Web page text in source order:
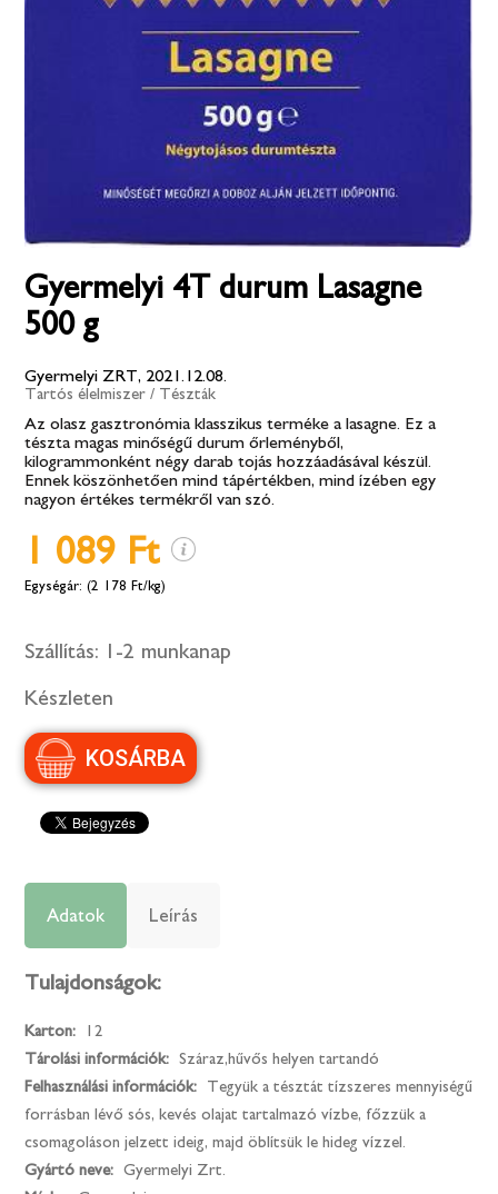
Gyermelyi 4T durum Lasagne
500 g
Gyermelyi ZRT, 2021.12.08.
Tartós élelmiszer / Tészták
Az olasz gasztronómia klasszikus terméke a lasagne. Ez a
tészta magas minőségű durum őrleményből,
kilogrammonként négy darab tojás hozzáadásával készül.
Ennek köszönhetően mind tápértékben, mind ízében egy
nagyon értékes termékről van szó.
1 089 Ft
(2 178 Ft/kg)
Szállítás: 1-2 munkanap
Készleten
Adatok Leírás
Tulajdonságok:
Karton:
12
Tárolási információk:
Száraz,hűvős helyen tartandó
Felhasználási információk:
Tegyük a tésztát tízszeres mennyiségű
forrásban lévő sós, kevés olajat tartalmazó vízbe, főzzük a
csomagoláson jelzett ideig, majd öblítsük le hideg vízzel.
Gyártó neve:
Gyermelyi Zrt.